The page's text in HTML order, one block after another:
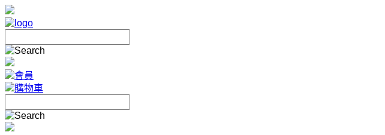
會員
購物車